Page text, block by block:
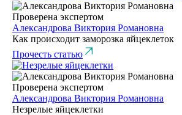
Проверена экспертом
Александрова Виктория Романовна
Как происходит заморозка яйцеклеток
Прочесть статью
Проверена экспертом
Александрова Виктория Романовна
Незрелые яйцеклетки